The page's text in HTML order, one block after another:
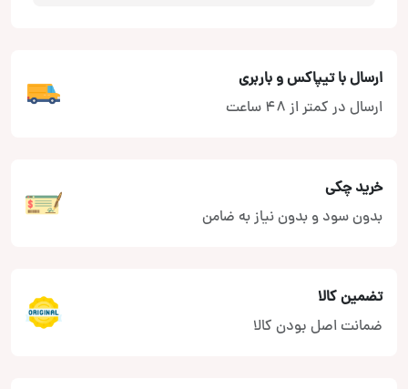
ارسال با تیپاکس و باربری
ارسال در کمتر از 48 ساعت
خرید چکی
بدون سود و بدون نیاز به ضامن
تضمین کالا
ضمانت اصل بودن کالا